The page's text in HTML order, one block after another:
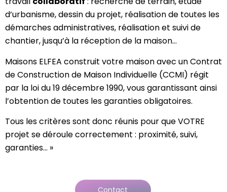
d’urbanisme, dessin du projet, réalisation de toutes les
démarches administratives, réalisation et suivi de
chantier, jusqu’à la réception de la maison…
Maisons ELFEA construit votre maison avec un Contrat
de Construction de Maison Individuelle (CCMI) régit
par la loi du 19 décembre 1990, vous garantissant ainsi
l’obtention de toutes les garanties obligatoires.
Tous les critères sont donc réunis pour que VOTRE
projet se déroule correctement : proximité, suivi,
garanties… »
Contact